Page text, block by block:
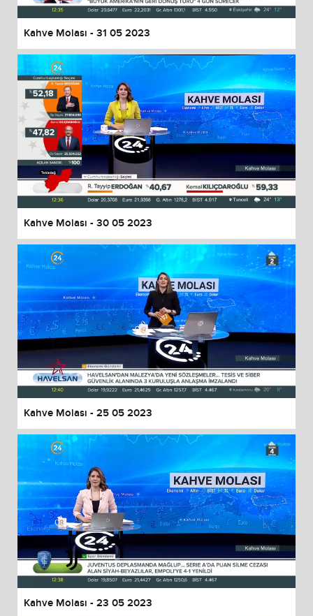
Kahve Molası - 31 05 2023
Kahve Molası - 30 05 2023
Kahve Molası - 25 05 2023
Kahve Molası - 23 05 2023